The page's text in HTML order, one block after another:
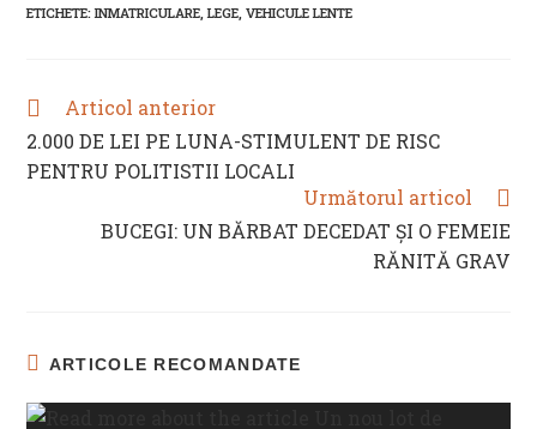
windowwindowwindow
ETICHETE:INMATRICULARE LEGE VEHICULE LENTE
READ
ARTICLES
Articol anterior
2.000 DE LEI PE LUNA-STIMULENT DE RISC
PENTRU POLITISTII LOCALI
Următorul articol
BUCEGI: UN BĂRBAT DECEDAT ȘI O FEMEIE
RĂNITĂ GRAV
ARTICOLE RECOMANDATE